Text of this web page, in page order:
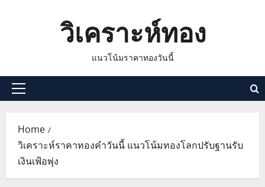
วิเคราะห์ทอง
แนวโน้มราคาทองวันนี้
Primary
Home
วิเคราะห์ราคาทองคำวันนี้ แนวโน้มทองโลกปรับฐานรับ
เงินเฟ้อพุ่ง